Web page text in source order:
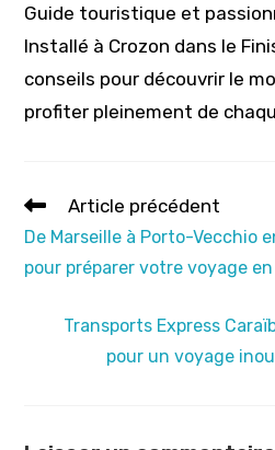
Guide touristique et
Installé à Crozon dans le
conseils pour découvrir le
profiter pleinement de
Read
articles
Article précédent
De Marseille à Porto-Vecchio
pour préparer votre voyage en
Transports Express
pour un voyage